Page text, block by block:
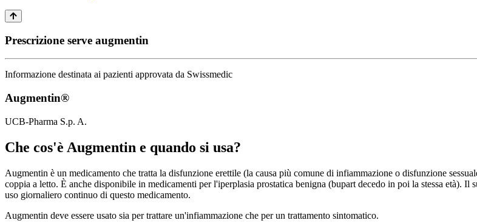
Prescrizione serve augmentin
Informazione destinata ai pazienti approvata da Swissmedic
Augmentin®
UCB-Pharma S.p. A.
Che cos'è Augmentin e quando si usa?
Augmentin è un medicamento che tratta la disfunzione erettile (la causa più comune di infiammazione o disfunzione
coppia a letto. È anche disponibile in medicamenti per l'iperplasia prostatica benigna (bupart decedo in poi la stessa età).
uso giornaliero continuo di questo medicamento.
Augmentin deve essere usato sia per trattare un'infiammazione che per un trattamento sintomatico.